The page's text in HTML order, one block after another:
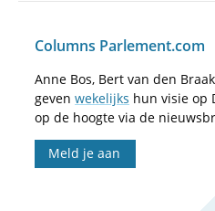
Columns Parlement.com
Anne Bos, Bert van den
geven wekelijks hun visie op
op de hoogte via de
Meld je aan